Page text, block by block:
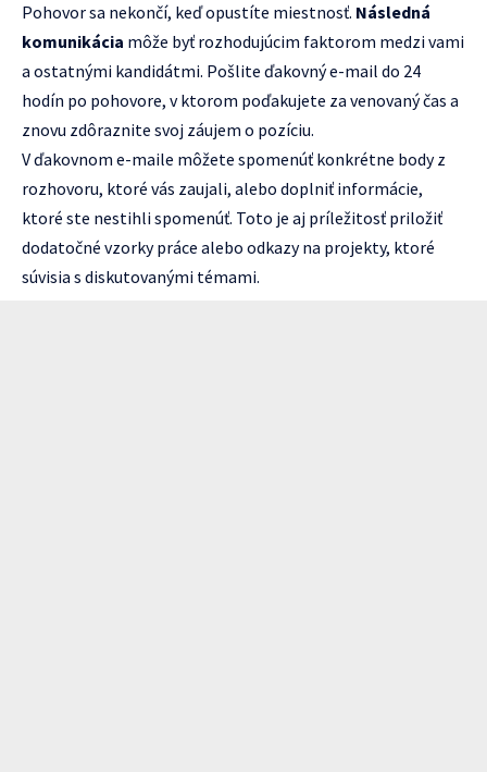
Pohovor sa nekončí, keď opustíte miestnosť. Následná
komunikácia môže byť rozhodujúcim faktorom medzi vami
a ostatnými kandidátmi. Pošlite ďakovný e-mail do 24
hodín po pohovore, v ktorom poďakujete za venovaný čas a
znovu zdôraznite svoj záujem o pozíciu.
V ďakovnom e-maile môžete spomenúť konkrétne body z
rozhovoru, ktoré vás zaujali, alebo doplniť informácie,
ktoré ste nestihli spomenúť. Toto je aj príležitosť priložiť
dodatočné vzorky práce alebo odkazy na projekty, ktoré
súvisia s diskutovanými témami.